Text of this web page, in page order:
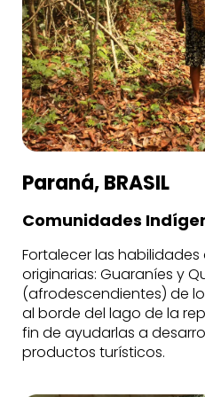
Paraná, BRASIL
Comunidades
Fortalecer las
originarias: Guaraníes y
(afrodescendientes) de
al borde del lago de la
fin de ayudarlas a
productos turísticos.